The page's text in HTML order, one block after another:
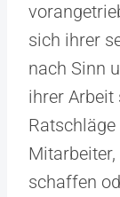
sich ihrer
nach Sinn
ihrer Arbeit
schaffen